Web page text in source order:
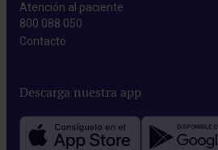
Atención al paciente
800 088 050
Contacto​
Descarga nuestra app